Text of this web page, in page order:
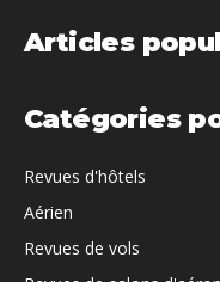
Articles
Catégories
Revues d'hôtels
Aérien
Revues de vols